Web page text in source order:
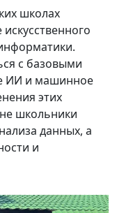
школах
с базовыми
ИИ и машинное
этих
школьники
данных, а
и